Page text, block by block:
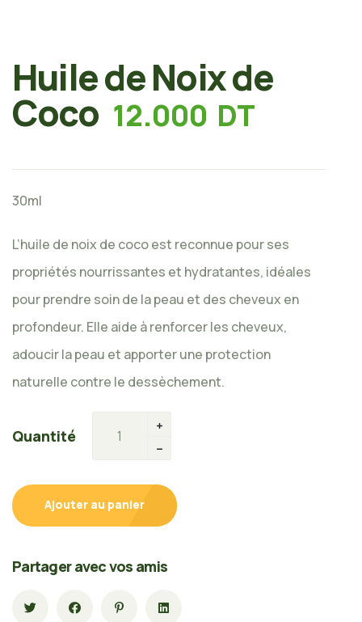
Huile de Noix de
Coco 12.000 DT
30ml
L’huile de noix de coco est reconnue pour ses
propriétés nourrissantes et hydratantes, idéales
pour prendre soin de la peau et des cheveux en
profondeur. Elle aide à renforcer les cheveux,
adoucir la peau et apporter une protection
naturelle contre le dessèchement.
Quantité
Ajouter au panier
Partager avec vos amis